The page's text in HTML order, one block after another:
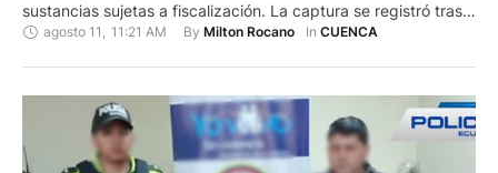
sustancias sujetas a fiscalización. La captura se registró tras
una persecución ininterrumpida por varias calles del centro,
como Jordán L., …
agosto 11 11:21 AM By Milton Rocano In CUENCA